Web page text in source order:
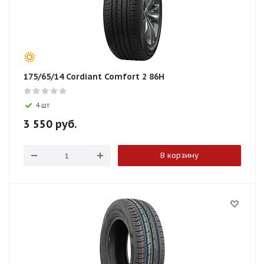
175/65/14 Cordiant Comfort 2 86H
4 шт
3 550 руб.
В корзину